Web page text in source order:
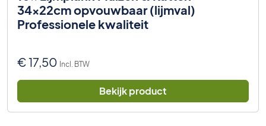
34x22cm opvouwbaar (lijmval)
Professionele kwaliteit
€17,50 Incl. BTW
Bekijk product